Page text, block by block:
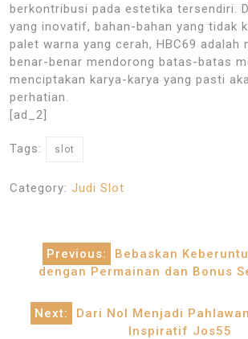
berkontribusi pada estetika tersendiri.
yang inovatif, bahan-bahan yang tidak
palet warna yang cerah, HBC69 adalah
benar-benar mendorong batas-batas
menciptakan karya-karya yang pasti
perhatian.
[ad_2]
Tags: slot
Category: Judi Slot
Post
navigation
Previous:
Bebaskan
dengan Permainan dan Bonus
Next:
Dari Nol Menjadi
Inspiratif Jos55